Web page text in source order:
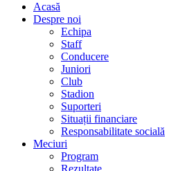
Acasă
Despre noi
Echipa
Staff
Conducere
Juniori
Club
Stadion
Suporteri
Situații financiare
Responsabilitate socială
Meciuri
Program
Rezultate